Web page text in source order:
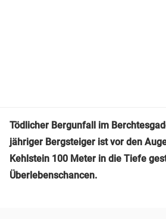
Tödlicher Bergunfall im
jähriger Bergsteiger ist vor den
Kehlstein 100 Meter in die Tiefe
Überlebenschancen.